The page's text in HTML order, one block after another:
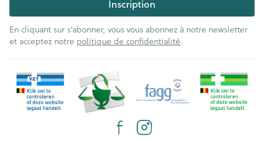
Inscription
En cliquant sur s'abonner, vous vous abonnez à notre newsletter
et acceptez notre politique de confidentialité.